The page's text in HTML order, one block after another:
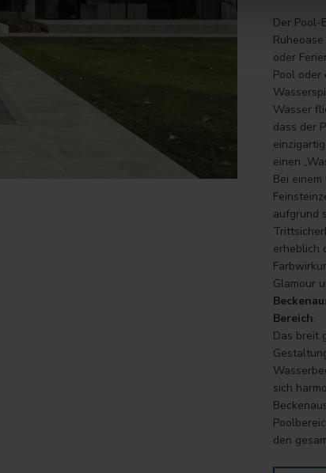
Der Pool-
oder
Pool oder
Wasser
dass der
einen
Bei
aufgrund
erheblich
Glamour
Bereich.
Das breit
sich
den